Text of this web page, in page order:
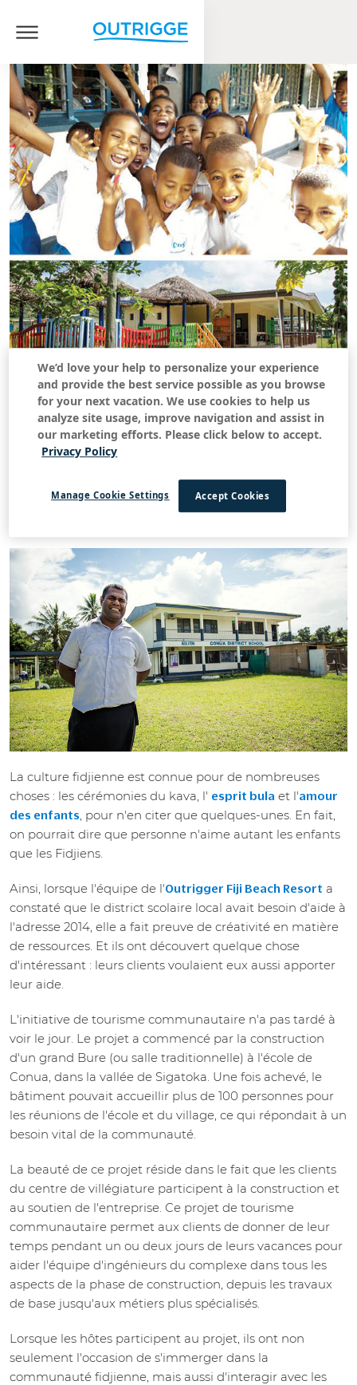
Retour à toutes les histoires
La culture fidjienne est connue pour de nombreuses
choses : les cérémonies du kava, l' esprit bula et l'amour
des enfants , pour n'en citer que quelques-unes. En fait,
on pourrait dire que personne n'aime autant les enfants
que les Fidjiens.
Ainsi, lorsque l'équipe de l'Outrigger Fiji Beach Resort a
constaté que le district scolaire local avait besoin d'aide à
l'adresse 2014, elle a fait preuve de créativité en matière
de ressources. Et ils ont découvert quelque chose
d'intéressant : leurs clients voulaient eux aussi apporter
leur aide.
L'initiative de tourisme communautaire n'a pas tardé à
voir le jour. Le projet a commencé par la construction
d'un grand Bure (ou salle traditionnelle) à l'école de
Conua, dans la vallée de Sigatoka. Une fois achevé, le
bâtiment pouvait accueillir plus de 100 personnes pour
les réunions de l'école et du village, ce qui répondait à un
besoin vital de la communauté.
La beauté de ce projet réside dans le fait que les clients
du centre de villégiature participent à la construction et
au soutien de l'entreprise. Ce projet de tourisme
communautaire permet aux clients de donner de leur
temps pendant un ou deux jours de leurs vacances pour
aider l'équipe d'ingénieurs du complexe dans tous les
aspects de la phase de construction, depuis les travaux
de base jusqu'aux métiers plus spécialisés.
Lorsque les hôtes participent au projet, ils ont non
seulement l'occasion de s'immerger dans la
communauté fidjienne, mais aussi d'interagir avec les
We’d love your help to personalize your experience
and provide the best service possible as you browse
for your next vacation. We use cookies to help us
analyze site usage, improve navigation and assist in
our marketing efforts. Please click below to accept.
Privacy Policy
Accept Cookies
Manage Cookie Settings